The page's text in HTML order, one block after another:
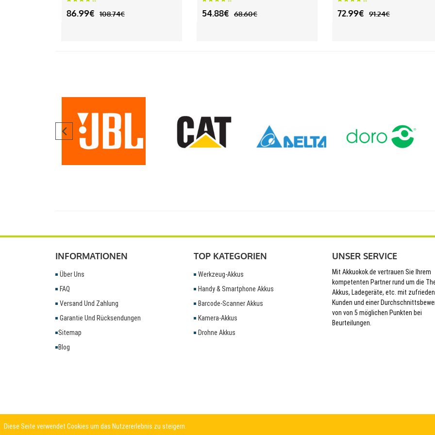
86.99€ 108.74€ 54.88€ 68.60€ 72.99€ 91.24€
INFORMATIONEN
Über Uns
FAQ
Versand Und Zahlung
Garantie Und Rücksendungen
Sitemap
Blog
TOP KATEGORIEN
Werkzeug-Akkus
Handy & Smartphone Akkus
Barcode-Scanner Akkus
Kamera-Akkus
Drohne Akkus
UNSER SERVICE
Mit Akkuokok.de vertrauen Sie Ihrem
kompetenten Partner rund um die
Akkus, Ladegeräte, etc. mit
Kunden und einer
von von 5 möglichen Punkten bei
Beurteilungen.
Diese Seite verwendet Cookies um das Nutzererlebnis zu steigern.